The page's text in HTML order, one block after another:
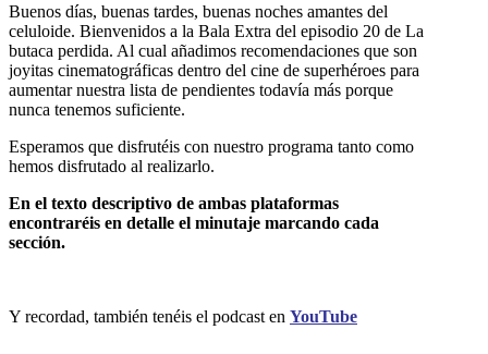
Buenos días, buenas tardes, buenas noches amantes del
celuloide. Bienvenidos a la Bala Extra del episodio 20 de La
butaca perdida. Al cual añadimos recomendaciones que son
joyitas cinematográficas dentro del cine de superhéroes para
aumentar nuestra lista de pendientes todavía más porque
nunca tenemos suficiente.
Esperamos que disfrutéis con nuestro programa tanto como
hemos disfrutado al realizarlo.
En el texto descriptivo de ambas plataformas
encontraréis en detalle el minutaje marcando cada
sección.
Y recordad, también tenéis el podcast en YouTube